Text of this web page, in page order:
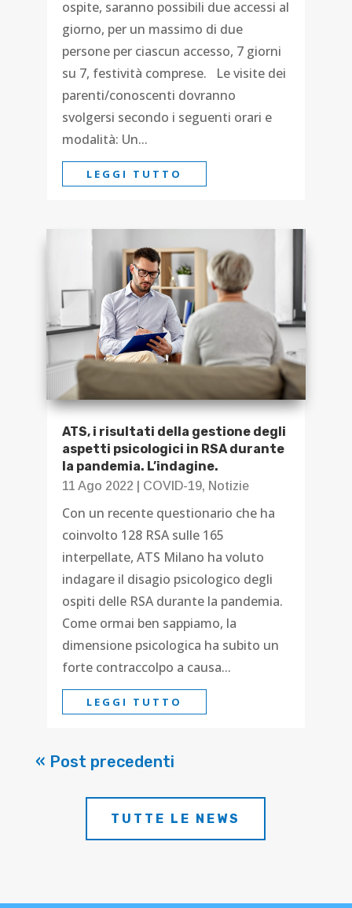
ospite, saranno possibili due accessi al
giorno, per un massimo di due
persone per ciascun accesso, 7 giorni
su 7, festività comprese. Le visite dei
parenti/conoscenti dovranno
svolgersi secondo i seguenti orari e
modalità: Un...
LEGGI TUTTO
ATS, i risultati della gestione degli
aspetti psicologici in RSA durante
la pandemia. L’indagine.
11 Ago 2022 COVID-19, Notizie
Con un recente questionario che ha
coinvolto 128 RSA sulle 165
interpellate, ATS Milano ha voluto
indagare il disagio psicologico degli
ospiti delle RSA durante la pandemia.
Come ormai ben sappiamo, la
dimensione psicologica ha subito un
forte contraccolpo a causa...
LEGGI TUTTO
« Post precedenti
TUTTE LE NEWS